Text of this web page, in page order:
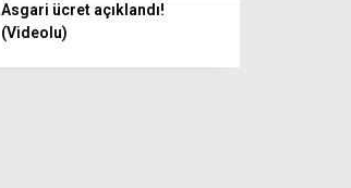
Asgari ücret açıklandı!
(Videolu)